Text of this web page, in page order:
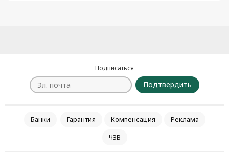
Подписаться
Подтвердить
Банки Гарантия Компенсация
Реклама
ЧЗВ